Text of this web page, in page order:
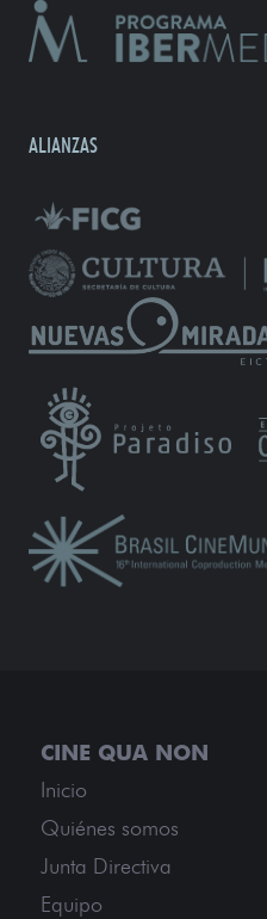
ALIANZAS
Inicio
Quiénes somos
Junta Directiva
Equipo